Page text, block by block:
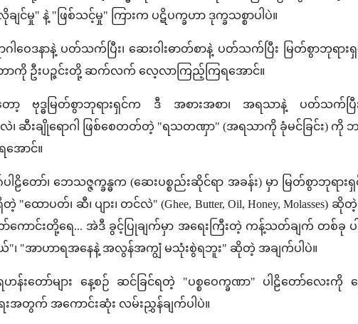
ချင်မှု" နဲ့ "ဖြစ်သင့်မှု" ကြားက ပဋိပက္ခဟာ ဒုက္ခသစ္စာပါပဲ။
ါဝေဒနာနဲ့ ပတ်သက်ပြီး၊ ဆေးဝါးဓာတ်စာနဲ့ ပတ်သက်ပြီး မြတ်စွာဘုရ
ာကို ဦးပဉ္ဇင်းတို့ ဆက်လက် လေ့လာကြည့်ကြရအောင်။
ာ့ ဗုဒ္ဓမြတ်စွာဘုရားရှင်က ဒီ အစားအစာ၊ အရသာနဲ့ ပတ်သက်
ဆီးချိုရောဂါ ဖြစ်စေတတ်တဲ့ "ရသတဏှာ" (အရသာကို ခုံမင်ခြင်း) ကို
ောင်။
ဠိတော်၊ ဘေသဇ္ဇက္ခန္ဓက (ဆေးပစ္စည်းဆိုင်ရာ အခန်း) မှာ မြတ်စွာဘုရာ
"ထောပတ်၊ ဆီ၊ ပျား၊ တင်လဲ" (Ghee, Butter, Oil, Honey, Molasses)
ကောင်းတို့ရေ... အဲဒီ ခွင့်ပြုချက်မှာ အရေးကြီးတဲ့ ကန့်သတ်ချက် တစ်ခု ပ
ယ်"၊ "အာဟာရအနေနဲ့ အလွန်အကျွံ မသုံးစွဲရဘူး" ဆိုတဲ့ အချက်ပါပဲ။
ရဟန်းတော်များ နေ့စဉ် ဆင်ခြင်ရတဲ့ "ပစ္စဝေက္ခဏာ" ပါဠိတော်လေးကို
းအတွက် အကောင်းဆုံး လမ်းညွှန်ချက်ပါပဲ။